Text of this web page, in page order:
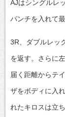
AJはシングルレ
パンチを入れて
3R、ダブルレッ
を返す。さらに
届く距離からテ
ザをボディに入
れたキロスは立